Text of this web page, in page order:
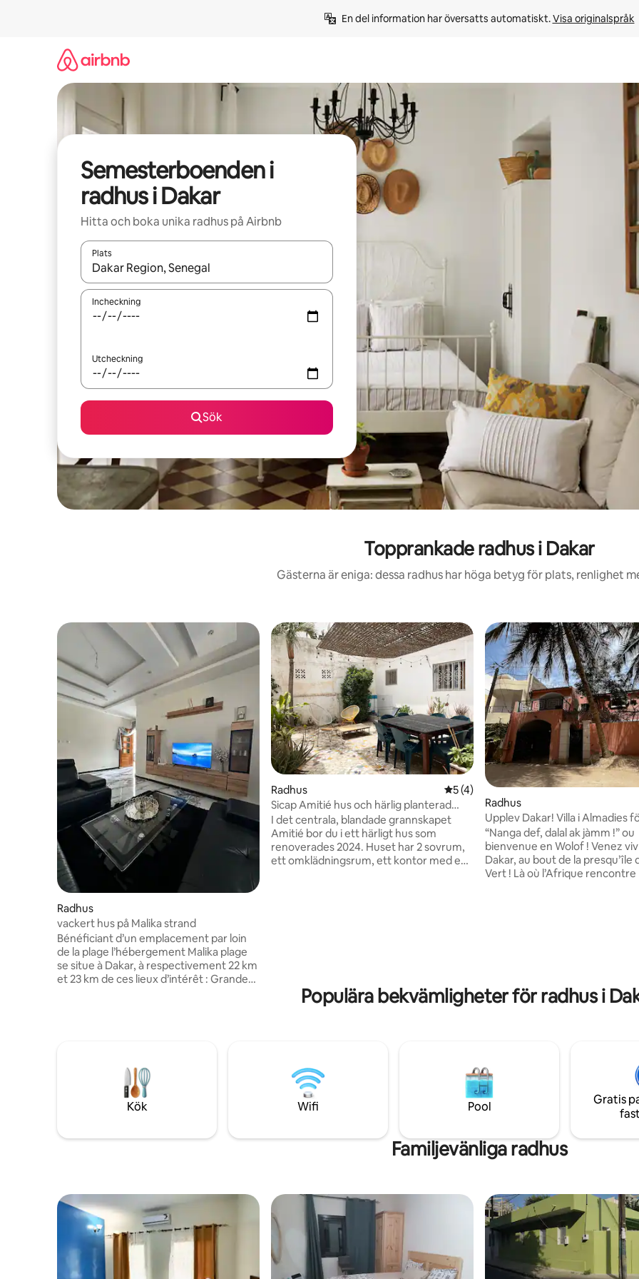
En del information har översatts automatiskt. Visa originalspråk
Semesterboenden i
radhus i Dakar
Hitta och boka unika radhus på Airbnb
Plats
När resultaten är tillgängliga kan du navigera med upp- och nedåtpilarna eller utforska genom att trycka eller svepa.
Incheckning
Utcheckning
Sök
Topprankade radhus i Dakar
Gästerna är eniga: dessa radhus har höga betyg för plats, renlighet
Radhus
vackert hus på Malika strand
Bénéficiant d’un emplacement par loin
de la plage l’hébergement Malika plage
se situe à Dakar, à respectivement 22 km
et 23 km de ces lieux d’intérêt : Grande
appartement possède une terrasse, 2
chambres, un salon, ainsi qu’une cuisine
bien équipée avec un frigo américain et
un micro-ondes. Une télévision à écran
respectivement 24 km et 15 km de ces
International Léopold Sédar Senghor) est
à 21 km.
Radhus 5 av 5 i genomsnittligt betyg, 4
5 (4)
Sicap Amitié hus och härlig planterad
innergård
I det centrala, blandade grannskapet
Amitié bor du i ett härligt hus som
renoverades 2024. Huset har 2 sovrum,
ett omklädningsrum, ett kontor med en
Radhus
Upplev Dakar! Villa i Almadies
personer
“Nanga def, dalal ak jàmm !” ou
bienvenue en Wolof ! Venez
Dakar, au bout de la presqu’île
Vert ! Là où l’Afrique rencontre l’océan...
Populära bekvämligheter för radhus i
Kök Wifi Pool
Gratis
Familjevänliga radhus